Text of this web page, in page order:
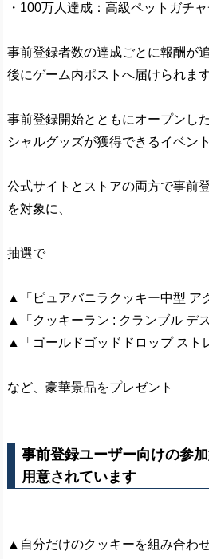
・100万人達成：高級ペットガチ
事前登録者数の達成ごとに報酬が
後にゲーム内ポストへ届けられます
事前登録開始とともにオープンし
シャルグッズが獲得できるイベン
公式サイトとストアの両方で事前
を対象に、
抽選で
▲「ピュアバニラクッキー中型 ア
▲「クッキーラン : クランブル デ
▲「ゴールドゴッドドロップ スト
など、豪華景品をプレゼント
事前登録ユーザー向けの参
用意されています
▲自分だけのクッキーを組み合わ